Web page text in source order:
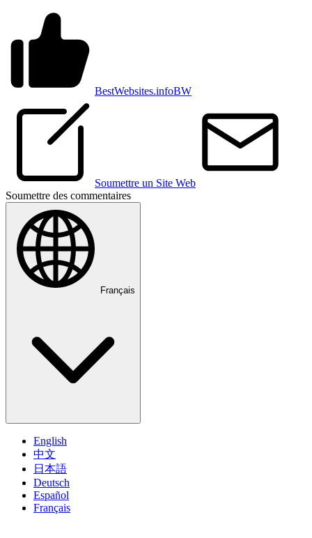
BestWebsites.infoBW
Soumettre un Site Web
Soumettre des commentaires
Français
English
中文
日本語
Deutsch
Español
Français